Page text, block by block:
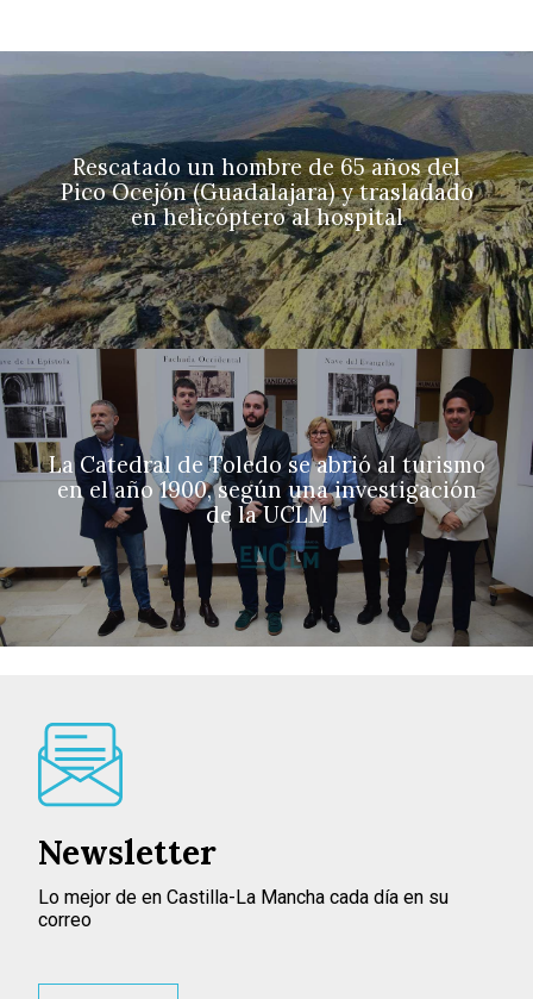
Rescatado un hombre de 65 años del
Pico Ocejón (Guadalajara) y trasladado
en helicóptero al hospital
La Catedral de Toledo se abrió al turismo
en el año 1900, según una investigación
de la UCLM
Newsletter
Lo mejor de en Castilla-La Mancha cada día en su
correo